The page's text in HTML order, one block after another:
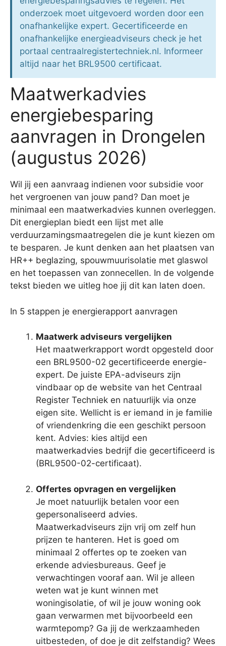
onderzoek moet uitgevoerd worden door een
onafhankelijke expert. Gecertificeerde en
onafhankelijke energieadviseurs check je het
portaal centraalregistertechniek.nl. Informeer
altijd naar het BRL9500 certificaat.
Maatwerkadvies
energiebesparing
aanvragen in Drongelen
(augustus 2026)
Wil jij een aanvraag indienen voor subsidie voor
het vergroenen van jouw pand? Dan moet je
minimaal een maatwerkadvies kunnen overleggen.
Dit energieplan biedt een lijst met alle
verduurzamingsmaatregelen die je kunt kiezen om
te besparen. Je kunt denken aan het plaatsen van
HR++ beglazing, spouwmuurisolatie met glaswol
en het toepassen van zonnecellen. In de volgende
tekst bieden we uitleg hoe jij dit kan laten doen.
In 5 stappen je energierapport aanvragen
Maatwerk adviseurs vergelijken
Het maatwerkrapport wordt opgesteld door
een BRL9500-02 gecertificeerde energie-
expert. De juiste EPA-adviseurs zijn
vindbaar op de website van het Centraal
Register Techniek en natuurlijk via onze
eigen site. Wellicht is er iemand in je familie
of vriendenkring die een geschikt persoon
kent. Advies: kies altijd een
maatwerkadvies bedrijf die gecertificeerd is
(BRL9500-02-certificaat).
Offertes opvragen en vergelijken
Je moet natuurlijk betalen voor een
gepersonaliseerd advies.
Maatwerkadviseurs zijn vrij om zelf hun
prijzen te hanteren. Het is goed om
minimaal 2 offertes op te zoeken van
erkende adviesbureaus. Geef je
verwachtingen vooraf aan. Wil je alleen
weten wat je kunt winnen met
woningisolatie, of wil je jouw woning ook
gaan verwarmen met bijvoorbeeld een
warmtepomp? Ga jij de werkzaamheden
uitbesteden, of doe je dit zelfstandig? Wees